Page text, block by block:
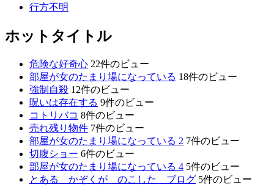
行方不明
ホットタイトル
危険な好奇心 22件のビュー
部屋が女のたまり場になっている 18件のビュー
強制自殺 12件のビュー
呪いは存在する 9件のビュー
コトリバコ 8件のビュー
売れ残り物件 7件のビュー
部屋が女のたまり場になっている 2 7件のビュー
切腹ショー 6件のビュー
部屋が女のたまり場になっている 4 5件のビュー
とある かぞくが のこした ブログ 5件のビュー